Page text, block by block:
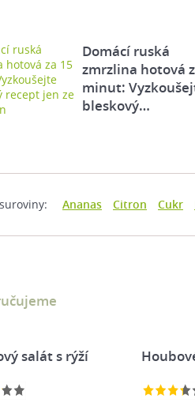
Domácí ruská
zmrzlina hotová
minut:
bleskový…
Ananas Citron Cukr
salát s rýží